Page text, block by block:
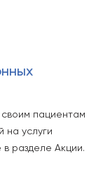
пациентам
на услуги
разделе Акции.